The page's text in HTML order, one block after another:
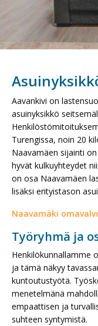
Aavankivi on
asuinyksikkö
Turengissa, noin 20
Naavamäen sijainti
hyvät kulkuyhteydet
on osa Naavamäen
lisäksi erityistason
Naavamäki
Työryhmä ja
Henkilökunnallamme
ja tämä näkyy
kuntoutustyötä.
menetelmänä
empaattisen ja
suhteen syntymistä.